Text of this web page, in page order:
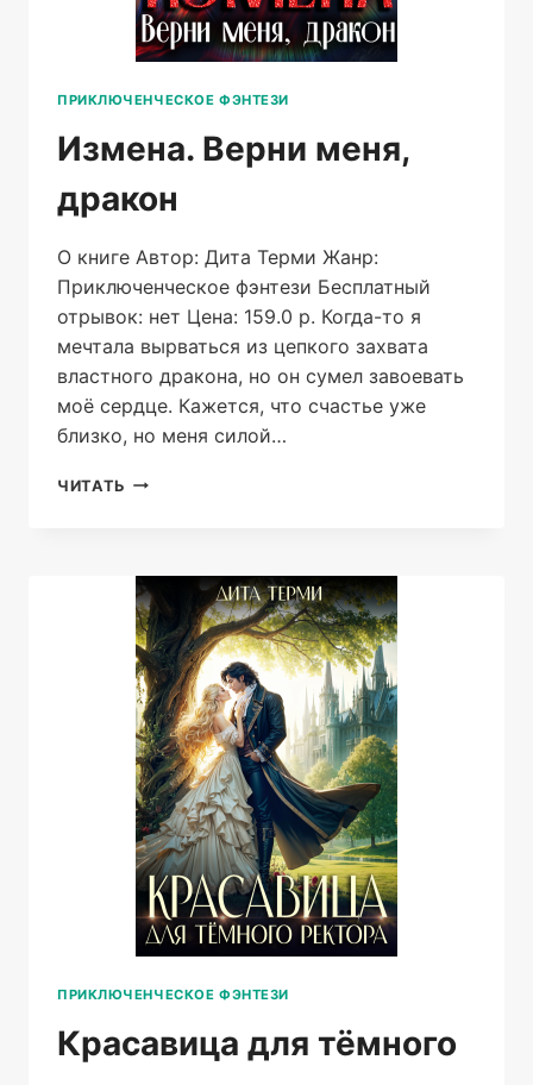
ПРИКЛЮЧЕНЧЕСКОЕ ФЭНТЕЗИ
Измена. Верни меня,
дракон
О книге Автор: Дита Терми Жанр:
Приключенческое фэнтези Бесплатный
отрывок: нет Цена: 159.0 р. Когда-то я
мечтала вырваться из цепкого захвата
властного дракона, но он сумел завоевать
моё сердце. Кажется, что счастье уже
близко, но меня силой…
ЧИТАТЬ ИЗМЕНА.
ПРИКЛЮЧЕНЧЕСКОЕ ФЭНТЕЗИ
Красавица для тёмного